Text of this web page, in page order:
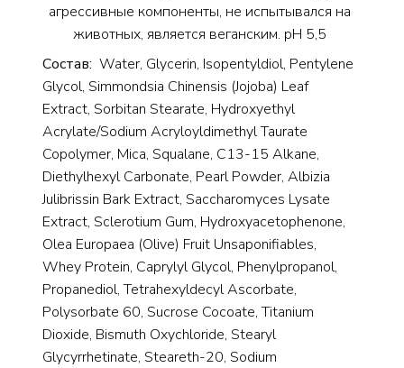
агрессивные компоненты, не испытывался на
животных, является веганским. pH 5,5
Состав: Water, Glycerin, Isopentyldiol, Pentylene
Glycol, Simmondsia Chinensis (Jojoba) Leaf
Extract, Sorbitan Stearate, Hydroxyethyl
Acrylate/Sodium Acryloyldimethyl Taurate
Copolymer, Mica, Squalane, C13-15 Alkane,
Diethylhexyl Carbonate, Pearl Powder, Albizia
Julibrissin Bark Extract, Saccharomyces Lysate
Extract, Sclerotium Gum, Hydroxyacetophenone,
Olea Europaea (Olive) Fruit Unsaponifiables,
Whey Protein, Caprylyl Glycol, Phenylpropanol,
Propanediol, Tetrahexyldecyl Ascorbate,
Polysorbate 60, Sucrose Cocoate, Titanium
Dioxide, Bismuth Oxychloride, Stearyl
Glycyrrhetinate, Steareth-20, Sodium